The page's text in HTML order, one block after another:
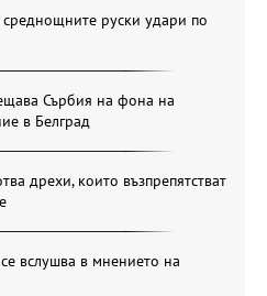
руски удари по
Сърбия на фона на
в Белград
дрехи, които възпрепятстват
вслушва в мнението на